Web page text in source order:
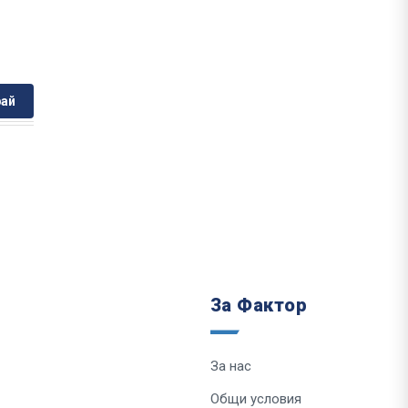
За Фактор
За нас
Общи условия